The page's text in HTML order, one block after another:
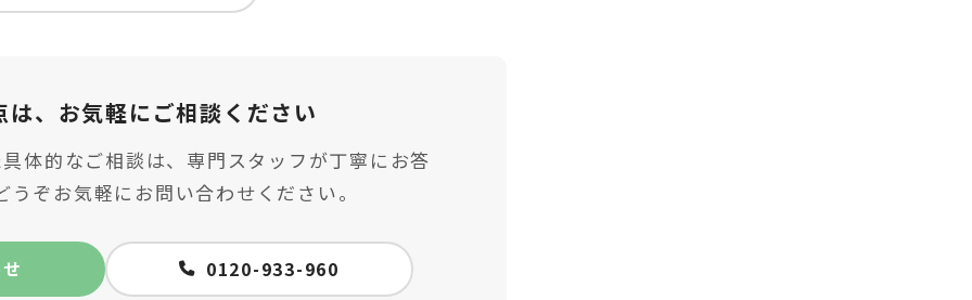
、 お気軽にご相談ください
体的なご相談は、専門スタッフが丁寧にお答
うぞお気軽にお問い合わせください。
0120-933-960